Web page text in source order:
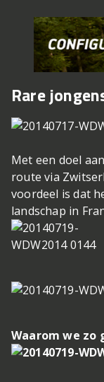
Rare
Met een doel
route via
voordeel is dat
landschap in
Waarom we zo